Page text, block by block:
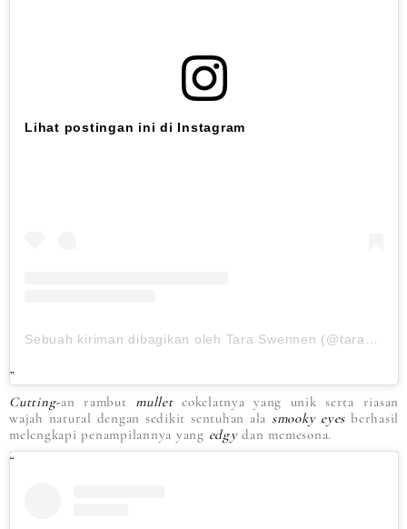
Lihat postingan ini di Instagram
Sebuah kiriman dibagikan oleh Tara Swennen (@taraswennen)
Cutting-an rambut mulletcokelatnya yang unik serta riasan
wajah natural dengan sedikit sentuhan ala smooky eyes berhasil
melengkapi penampilannya yang edgydan memesona.